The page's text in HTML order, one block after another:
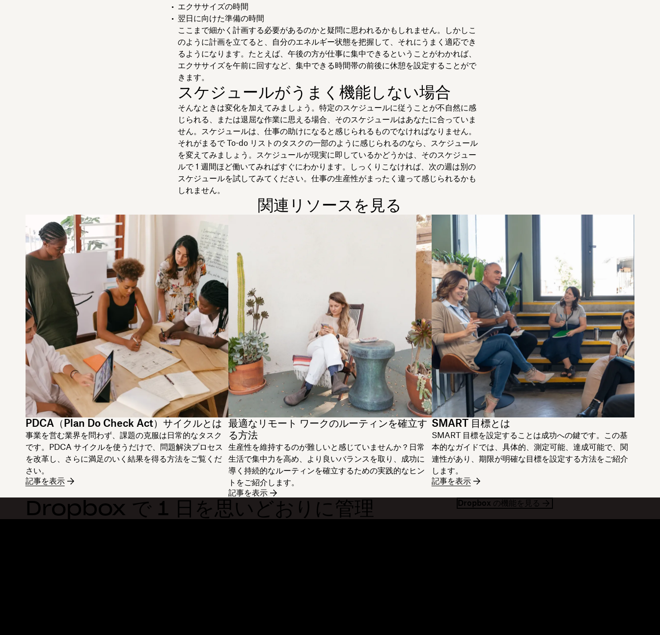
エクササイズの時間
翌日に向けた準備の時間
ここまで細かく計画する必要があるのかと疑問に思われるかもしれません。しかしこ
のように計画を立てると、自分のエネルギー状態を把握して、それにうまく適応でき
るようになります。たとえば、午後の方が仕事に集中できるということがわかれば、
エクササイズを午前に回すなど、集中できる時間帯の前後に休憩を設定することがで
きます。
スケジュールがうまく機能しない場合
そんなときは変化を加えてみましょう。特定のスケジュールに従うことが不自然に感
じられる、または退屈な作業に思える場合、そのスケジュールはあなたに合っていま
せん。スケジュールは、仕事の助けになると感じられるものでなければなりません。
それがまるで To-do リストのタスクの一部のように感じられるのなら、スケジュール
を変えてみましょう。スケジュールが現実に即しているかどうかは、そのスケジュー
ルで 1 週間ほど働いてみればすぐにわかります。しっくりこなければ、次の週は別の
スケジュールを試してみてください。仕事の生産性がまったく違って感じられるかも
しれません。
関連リソースを見る
PDCA（Plan Do Check Act）サイクルとは
事業を営む業界を問わず、課題の克服は日常的なタスク
です。PDCA サイクルを使うだけで、問題解決プロセス
を改革し、さらに満足のいく結果を得る方法をご覧くだ
さい。
記事を表示
最適なリモート ワークのルーティンを確立す
る方法
生産性を維持するのが難しいと感じていませんか？日常
生活で集中力を高め、より良いバランスを取り、成功に
導く持続的なルーティンを確立するための実践的なヒン
トをご紹介します。
記事を表示
SMART 目標とは
SMART 目標を設定することは成功への鍵です。この基
本的なガイドでは、具体的、測定可能、達成可能で、関
連性があり、期限が明確な目標を設定する方法をご紹介
します。
記事を表示
Dropbox で 1 日を思いどおりに管理 Dropbox の機能を見る